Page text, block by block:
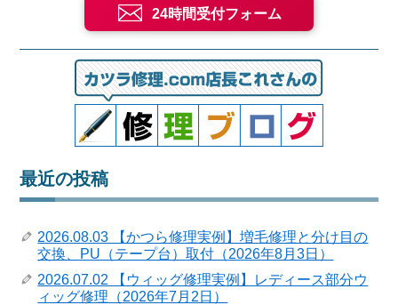
24時間受付フォーム
最近の投稿
2026.08.03 【かつら修理実例】増毛修理と分け目の
交換、PU（テープ台）取付（2026年8月3日）
2026.07.02 【ウィッグ修理実例】レディース部分ウ
ィッグ修理（2026年7月2日）